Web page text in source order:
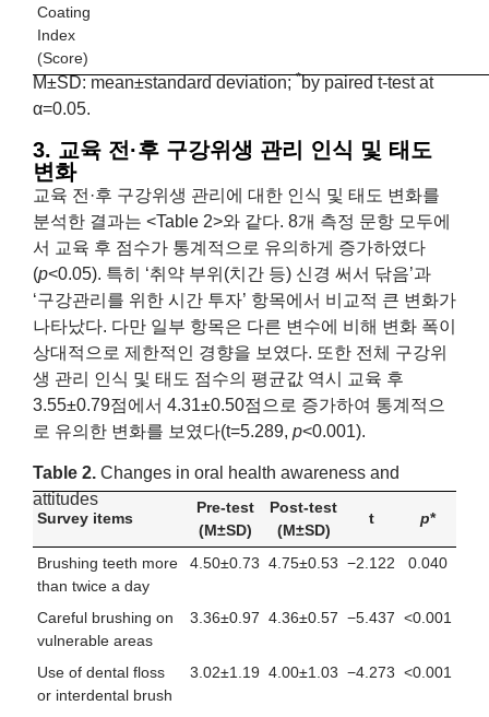
Coating
Index
(Score)
M±SD: mean±standard deviation; *by paired t-test at
α=0.05.
3. 교육 전·후 구강위생 관리 인식 및 태도
변화
교육 전·후 구강위생 관리에 대한 인식 및 태도 변화를
분석한 결과는 <Table 2>와 같다. 8개 측정 문항 모두에
서 교육 후 점수가 통계적으로 유의하게 증가하였다
(p<0.05). 특히 ‘취약 부위(치간 등) 신경 써서 닦음’과
‘구강관리를 위한 시간 투자’ 항목에서 비교적 큰 변화가
나타났다. 다만 일부 항목은 다른 변수에 비해 변화 폭이
상대적으로 제한적인 경향을 보였다. 또한 전체 구강위
생 관리 인식 및 태도 점수의 평균값 역시 교육 후
3.55±0.79점에서 4.31±0.50점으로 증가하여 통계적으
로 유의한 변화를 보였다(t=5.289, p<0.001).
Table 2. Changes in oral health awareness and
attitudes
Survey items
Pre-test
(M±SD)
Post-test
(M±SD)
t p*
Brushing teeth more
than twice a day
4.50±0.73 4.75±0.53 −2.122 0.040
Careful brushing on
vulnerable areas
3.36±0.97 4.36±0.57 −5.437 <0.001
Use of dental floss
or interdental brush
3.02±1.19 4.00±1.03 −4.273 <0.001